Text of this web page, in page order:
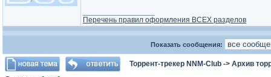
Перечень правил оформления ВСЕХ разделов
Показать сообщения:
Торрент-трекер NNM-Club -> Архив